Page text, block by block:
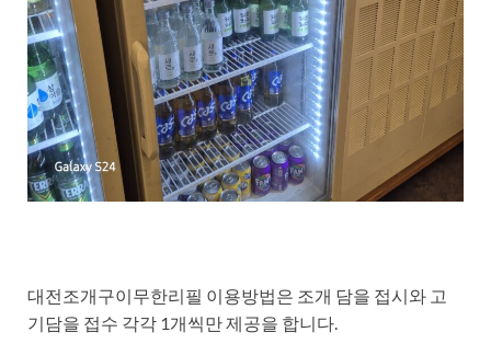
대전조개구이무한리필 이용방법은 조개 담을 접시와 고
기담을 접수 각각 1개씩만 제공을 합니다.